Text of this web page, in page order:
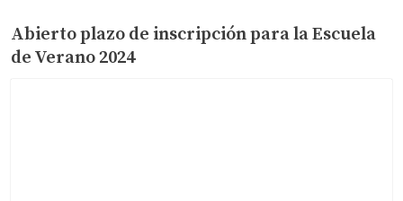
Abierto plazo de inscripción para la Escuela
de Verano 2024